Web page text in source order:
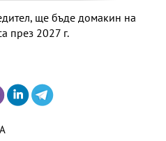
ще бъде домакин на
през 2027 г.